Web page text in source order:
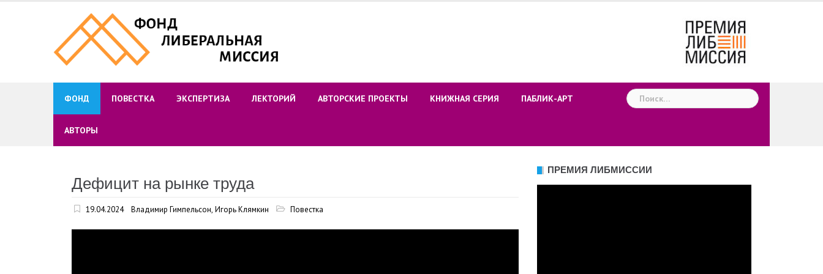
ФОНД ПОВЕСТКА ЭКСПЕРТИЗА ЛЕКТОРИЙ АВТОРСКИЕ ПРОЕКТЫ КНИЖНАЯ СЕРИЯ ПАБЛИК-АРТ
АВТОРЫ
Найти:
Дефицит на рынке труда
19.04.2024 Владимир Гимпельсон, Игорь Клямкин Повестка
ПРЕМИЯ ЛИБМИССИИ